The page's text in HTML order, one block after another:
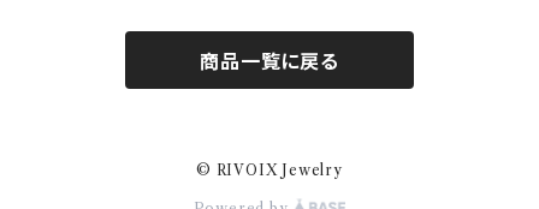
商品一覧に戻る
© RIVOIX Jewelry